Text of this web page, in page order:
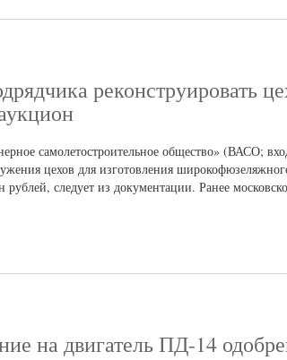
самолетостроительное общество» (ВАСО;
цехов для изготовления
следует из документации. Ранее
на двигатель ПД-14